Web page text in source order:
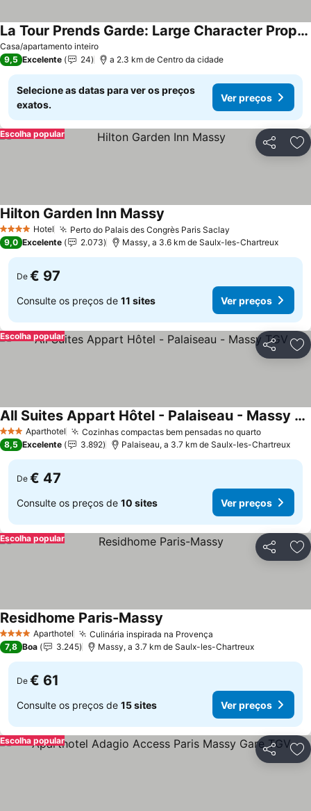
Casa/apartamento inteiro
La Tour Prends Garde: Large Character Property With Guest House And Swimming Pool
Ver preços
9,5 Excelente 24 a 2.3 km de Centro da cidade
Selecione as datas para ver os preços
exatos.
Ver preços
Partilhar
Escolha popular
4 EstrelasHotel Perto do Palais des Congrès Paris Saclay
Hilton Garden Inn Massy
9,0 Excelente 2.073 Massy, a 3.6 km de Saulx-les-Chartreux
De € 97
Consulte os preços de 11 sites Ver preços
Partilhar
Escolha popular
3 EstrelasAparthotel Cozinhas compactas bem pensadas no quartoVer
All Suites Appart Hôtel - Palaiseau - Massy TGV
Ver preços
8,5 Excelente 3.892 Palaiseau, a 3.7 km de Saulx-les-Chartreux
De € 47
Consulte os preços de 10 sites Ver preços
Partilhar
Escolha popular
4 EstrelasAparthotel Culinária inspirada na Provença
Residhome Paris-Massy
7,8 Boa 3.245 Massy, a 3.7 km de Saulx-les-Chartreux
De € 61
Consulte os preços de 15 sites Ver preços
Partilhar
Escolha popular